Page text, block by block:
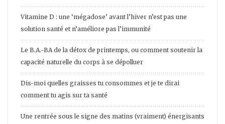
Vitamine D : une ‘mégadose’ avant l’hiver n’est pas une
solution santé et n’améliore pas l’immunité
Le B.A.-BA de la détox de printemps, ou comment soutenir la
capacité naturelle du corps à se dépolluer
Dis-moi quelles graisses tu consommes et je te dirai
comment tu agis sur ta santé
Une rentrée sous le signe des matins (vraiment) énergisants